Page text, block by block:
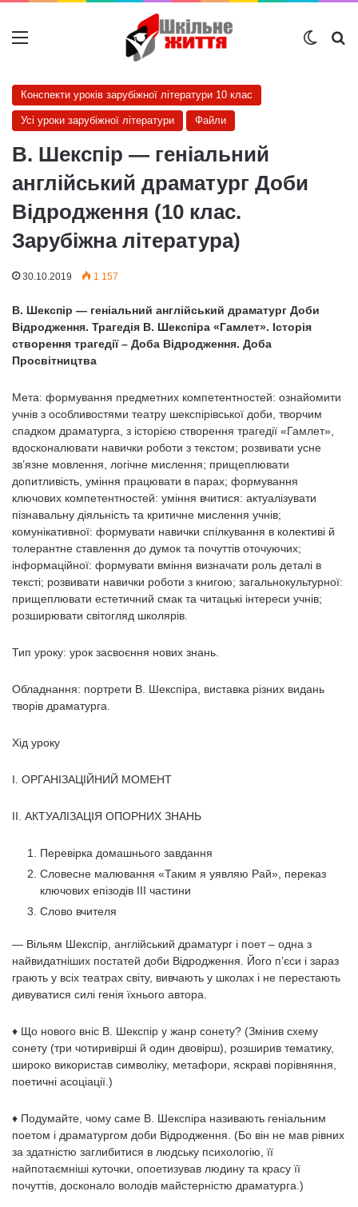
Меню
Конспекти уроків зарубіжної літератури 10 клас
Усі уроки зарубіжної літератури Файли
В. Шекспір — геніальний
англійський драматург Доби
Відродження (10 клас.
Зарубіжна література)
30.10.2019 1 157
В. Шекспір — геніальний англійський драматург Доби
Відродження. Трагедія В. Шекспіра «Гамлет». Історія
створення трагедії – Доба Відродження. Доба
Просвітництва
Мета: формування предметних компетентностей: ознайомити
учнів з особливостями театру шекспірівської доби, творчим
спадком драматурга, з історією створення трагедії «Гамлет»,
вдосконалювати навички роботи з текстом; розвивати усне
зв’язне мовлення, логічне мислення; прищеплювати
допитливість, уміння працювати в парах; формування
ключових компетентностей: уміння вчитися: актуалізувати
пізнавальну діяльність та критичне мислення учнів;
комунікативної: формувати навички спілкування в колективі й
толерантне ставлення до думок та почуттів оточуючих;
інформаційної: формувати вміння визначати роль деталі в
тексті; розвивати навички роботи з книгою; загальнокультурної:
прищеплювати естетичний смак та читацькі інтереси учнів;
розширювати світогляд школярів.
Тип уроку: урок засвоєння нових знань.
Обладнання: портрети В. Шекспіра, виставка різних видань
творів драматурга.
Хід уроку
І. ОРГАНІЗАЦІЙНИЙ МОМЕНТ
ІІ. АКТУАЛІЗАЦІЯ ОПОРНИХ ЗНАНЬ
Перевірка домашнього завдання
Словесне малювання «Таким я уявляю Рай», переказ
ключових епізодів ІІІ частини
Слово вчителя
— Вільям Шекспір, англійський драматург і поет – одна з
найвидатніших постатей доби Відродження. Його п’‎єси і зараз
грають у всіх театрах світу, вивчають у школах і не перестають
дивуватися силі генія їхнього автора.
♦ Що нового вніс В. Шекспір у жанр сонету? (Змінив схему
сонету (три чотиривірші й один двовірш), розширив тематику,
широко використав символіку, метафори, яскраві порівняння,
поетичні асоціації.)
♦ Подумайте, чому саме В. Шекспіра називають геніальним
поетом і драматургом доби Відродження. (Бо він не мав рівних
за здатністю заглибитися в людську психологію, її
найпотаємніші куточки, опоетизував людину та красу її
почуттів, досконало володів майстерністю драматурга.)